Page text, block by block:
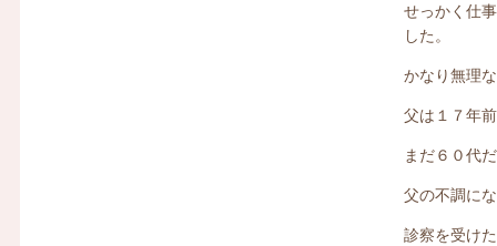
せっかく仕
した。
かなり無理
父は１７年
まだ６０代
父の不調に
診察を受け